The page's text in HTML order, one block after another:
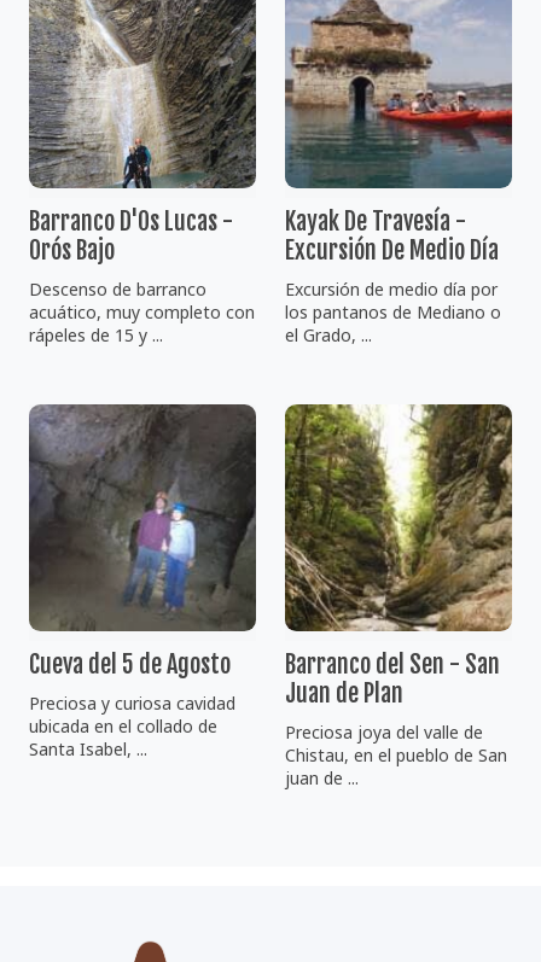
Barranco D'Os Lucas -
Orós Bajo
Descenso de barranco
acuático, muy completo con
rápeles de 15 y ...
Kayak De Travesía -
Excursión De Medio Día
Excursión de medio día por
los pantanos de Mediano o
el Grado, ...
Cueva del 5 de Agosto
Preciosa y curiosa cavidad
ubicada en el collado de
Santa Isabel, ...
Barranco del Sen - San
Juan de Plan
Preciosa joya del valle de
Chistau, en el pueblo de San
juan de ...